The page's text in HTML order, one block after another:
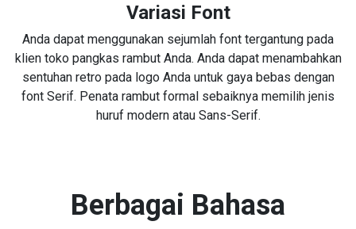
Variasi Font
Anda dapat menggunakan sejumlah font tergantung pada
klien toko pangkas rambut Anda. Anda dapat menambahkan
sentuhan retro pada logo Anda untuk gaya bebas dengan
font Serif. Penata rambut formal sebaiknya memilih jenis
huruf modern atau Sans-Serif.
Berbagai Bahasa